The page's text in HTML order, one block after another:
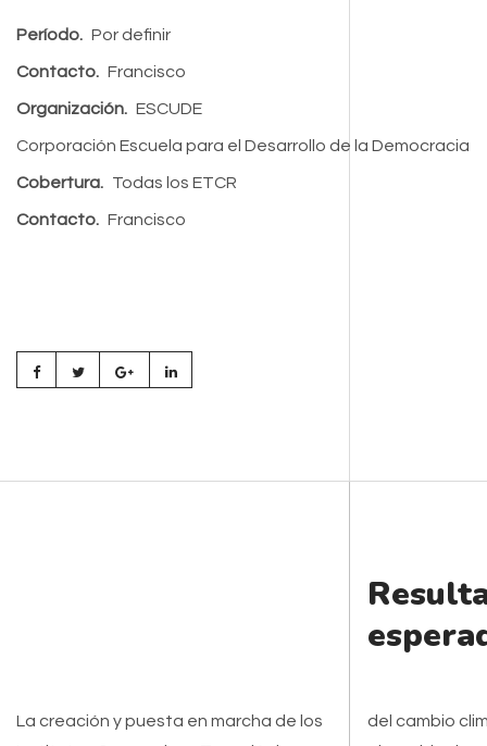
Período. Por definir
Contacto. Francisco
Organización. ESCUDE
Corporación Escuela para el Desarrollo de la Democracia
Cobertura. Todas los ETCR
Contacto. Francisco
La creación y puesta en marcha de los
del cambio